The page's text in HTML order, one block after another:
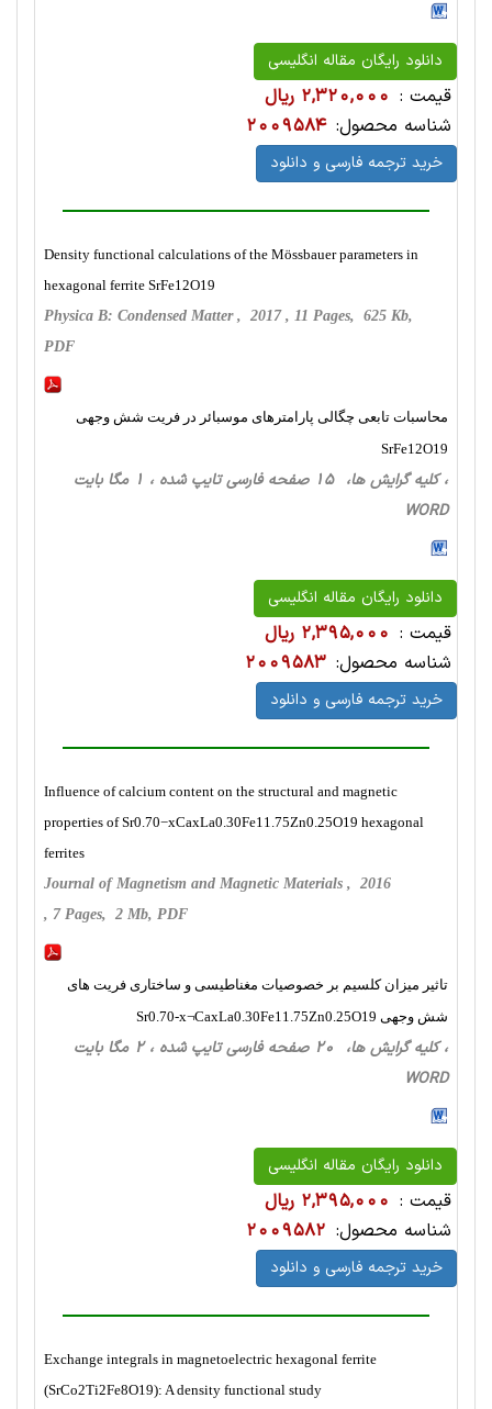
دانلود رایگان مقاله انگلیسی
قیمت : 2,320,000 ریال
شناسه محصول: 2009584
خرید ترجمه فارسی و دانلود
Density functional calculations of the Mössbauer parameters in
hexagonal ferrite SrFe12O19
Physica B: Condensed Matter , 2017 , 11 Pages, 625 Kb,
PDF
محاسبات تابعی چگالی پارامترهای موسبائر در فریت شش وجهی
SrFe12O19
، کلیه گرایش ها، 15 صفحه فارسی تایپ شده ، 1 مگا بایت
WORD
دانلود رایگان مقاله انگلیسی
قیمت : 2,395,000 ریال
شناسه محصول: 2009583
خرید ترجمه فارسی و دانلود
Influence of calcium content on the structural and magnetic
properties of Sr0.70−xCaxLa0.30Fe11.75Zn0.25O19 hexagonal
ferrites
Journal of Magnetism and Magnetic Materials , 2016
, 7 Pages, 2 Mb, PDF
تاثیر میزان کلسیم بر خصوصیات مغناطیسی و ساختاری فریت های
شش وجهی Sr0.70-x¬CaxLa0.30Fe11.75Zn0.25O19
، کلیه گرایش ها، 20 صفحه فارسی تایپ شده ، 2 مگا بایت
WORD
دانلود رایگان مقاله انگلیسی
قیمت : 2,395,000 ریال
شناسه محصول: 2009582
خرید ترجمه فارسی و دانلود
Exchange integrals in magnetoelectric hexagonal ferrite
(SrCo2Ti2Fe8O19): A density functional study